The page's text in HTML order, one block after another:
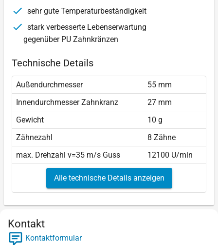
sehr gute Temperaturbeständigkeit
stark verbesserte Lebenserwartung
gegenüber PU Zahnkränzen
Technische Details
Außendurchmesser
55 mm
Innendurchmesser Zahnkranz
27 mm
Gewicht
10 g
Zähnezahl
8 Zähne
max. Drehzahl v=35 m/s Guss
12100 U/min
Alle technische Details anzeigen
Kontakt
Kontaktformular